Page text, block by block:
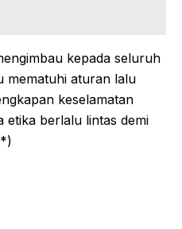
kepada seluruh
mematuhi aturan lalu
keselamatan
etika berlalu lintas demi